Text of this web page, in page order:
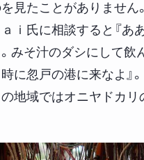
見たことがありません
ｉ氏に相談すると『あ
みそ汁のダシにして飲
に忽戸の港に来なよ』
地域ではオニヤドカリ